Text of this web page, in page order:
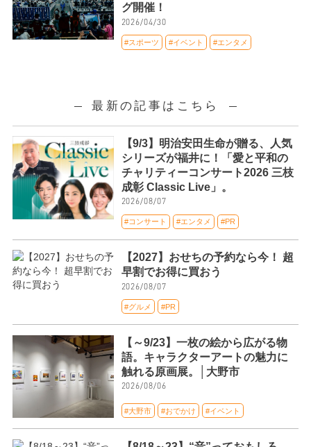
グ開催！
2026/04/30
#スポーツ #イベント #エンタメ
最新の記事はこちら
【9/3】明治安田生命が贈る、人気
シリーズが福井に！「愛と平和の
チャリティーコンサート2026 三枝
成彰 Classic Live」。
2026/08/07
#コンサート #エンタメ #PR
【2027】おせちの予約なら今！ 超
早割でお得に買おう
2026/08/07
#グルメ #PR
【～9/23】一枚の絵から広がる物
語。キャラクターアートの魅力に
触れる原画展。│大野市
2026/08/06
#大野市 #おでかけ #イベント